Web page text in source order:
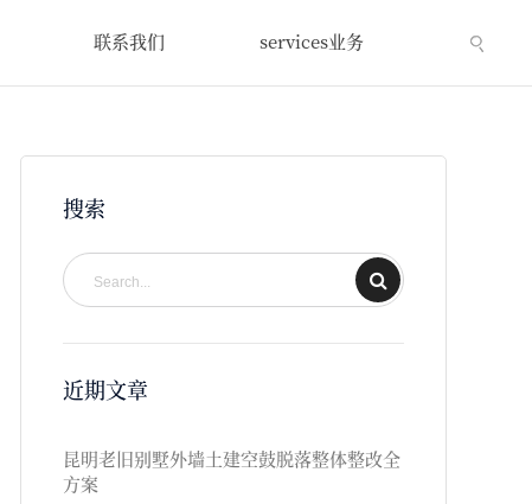
联系我们 services业务
搜索
近期文章
昆明老旧别墅外墙土建空鼓脱落整体整改全
方案